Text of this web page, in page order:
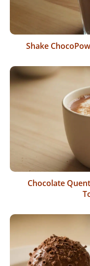
Shake
Chocolate